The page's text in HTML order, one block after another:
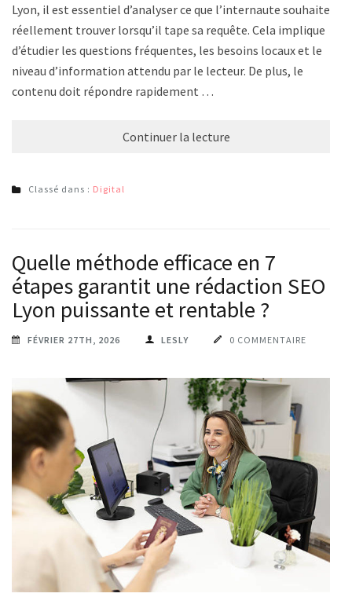
Lyon, il est essentiel d’analyser ce que l’internaute souhaite
réellement trouver lorsqu’il tape sa requête. Cela implique
d’étudier les questions fréquentes, les besoins locaux et le
niveau d’information attendu par le lecteur. De plus, le
contenu doit répondre rapidement …
Continuer la lecture
Classé dans : Digital
Quelle méthode efficace en 7
étapes garantit une rédaction SEO
Lyon puissante et rentable ?
FÉVRIER 27TH, 2026 LESLY 0 COMMENTAIRE